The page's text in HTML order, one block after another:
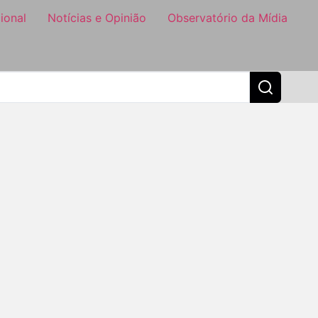
Notícias e Opinião Observatório da Mídia